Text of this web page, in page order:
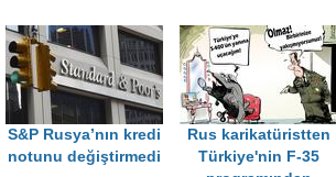
S&P Rusya’nın kredi
notunu değiştirmedi
Rus karikatüristten
Türkiye'nin F-35